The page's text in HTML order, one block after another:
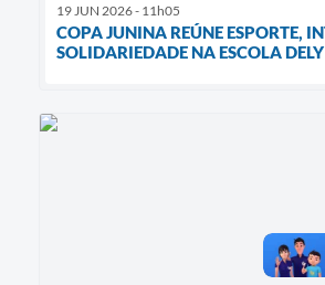
19 JUN 2026 - 11h05
COPA JUNINA REÚNE ESPORTE,
SOLIDARIEDADE NA ESCOLA